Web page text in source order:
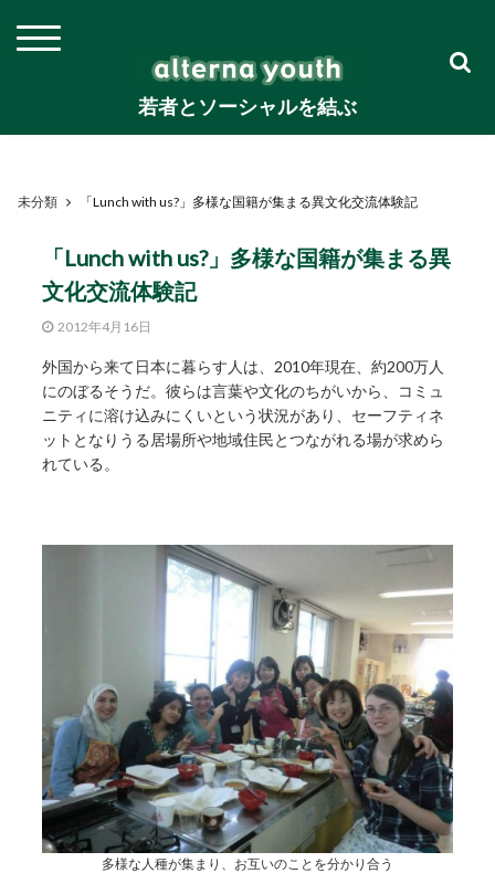
若者とソーシャルを結ぶ
未分類 「Lunch with us?」多様な国籍が集まる異文化交流体験記
「Lunch with us?」多様な国籍が集まる異
文化交流体験記
2012年4月16日
外国から来て日本に暮らす人は、2010年現在、約200万人
にのぼるそうだ。彼らは言葉や文化のちがいから、コミュ
ニティに溶け込みにくいという状況があり、セーフティネ
ットとなりうる居場所や地域住民とつながれる場が求めら
れている。
多様な人種が集まり、お互いのことを分かり合う